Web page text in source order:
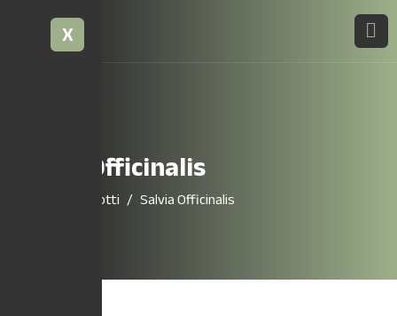
X
Salvia Officinalis
Prodotti Salvia Officinalis